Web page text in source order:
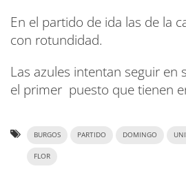
En el partido de ida las de la
con rotundidad.
Las azules intentan seguir en
el primer puesto que tienen
BURGOS PARTIDO DOMINGO
FLOR